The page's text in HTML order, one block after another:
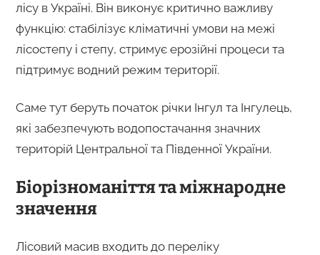
лісу в Україні. Він виконує критично важливу
функцію: стабілізує кліматичні умови на межі
лісостепу і степу, стримує ерозійні процеси та
підтримує водний режим території.
Саме тут беруть початок річки Інгул та Інгулець,
які забезпечують водопостачання значних
територій Центральної та Південної України.
Біорізноманіття та міжнародне
значення
Лісовий масив входить до переліку